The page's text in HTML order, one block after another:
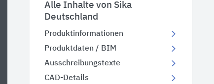
Alle Inhalte von Sika
Deutschland
Produktinformationen
Produktdaten / BIM
Ausschreibungstexte
CAD-Details